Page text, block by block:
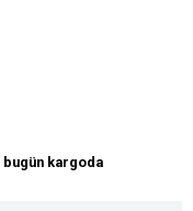
bugün kargoda